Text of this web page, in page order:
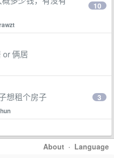
10
or 俩居
想租个房子 3
About · Language